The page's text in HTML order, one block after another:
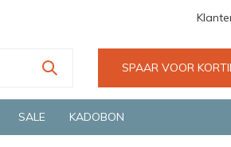
in onze winkel in Deventer Groene
SPAAR VOOR
SALE KADOBON